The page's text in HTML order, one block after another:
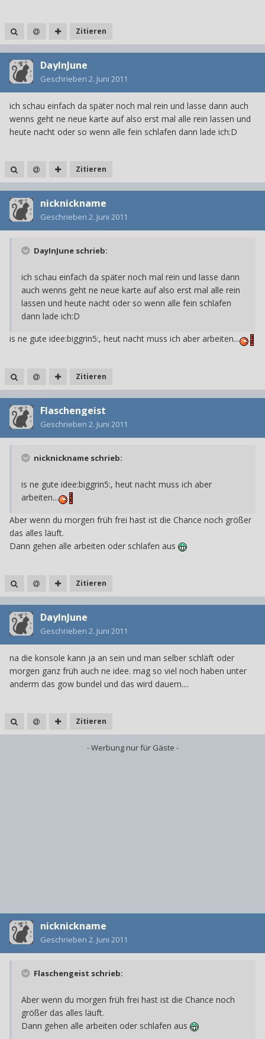
Zitieren
DayInJune
Geschrieben 2. Juni 2011
ich schau einfach da später noch mal rein und lasse dann auch
wenns geht ne neue karte auf also erst mal alle rein lassen und
heute nacht oder so wenn alle fein schlafen dann lade ich:D
Zitieren
nicknickname
Geschrieben 2. Juni 2011
DayInJune schrieb:
ich schau einfach da später noch mal rein und lasse dann
auch wenns geht ne neue karte auf also erst mal alle rein
lassen und heute nacht oder so wenn alle fein schlafen
dann lade ich:D
is ne gute idee:biggrin5:, heut nacht muss ich aber arbeiten...
Zitieren
Flaschengeist
Geschrieben 2. Juni 2011
nicknickname schrieb:
is ne gute idee:biggrin5:, heut nacht muss ich aber
arbeiten...
Aber wenn du morgen früh frei hast ist die Chance noch größer
das alles läuft.
Dann gehen alle arbeiten oder schlafen aus
Zitieren
DayInJune
Geschrieben 2. Juni 2011
na die konsole kann ja an sein und man selber schläft oder
morgen ganz früh auch ne idee. mag so viel noch haben unter
anderm das gow bundel und das wird dauern....
Zitieren
- Werbung nur für Gäste -
nicknickname
Geschrieben 2. Juni 2011
Flaschengeist schrieb:
Aber wenn du morgen früh frei hast ist die Chance noch
größer das alles läuft.
Dann gehen alle arbeiten oder schlafen aus